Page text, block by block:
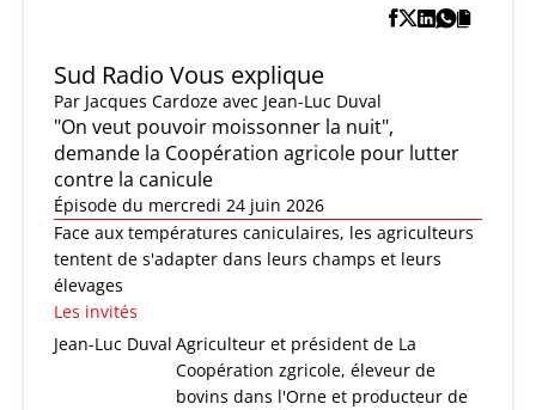
Sud Radio Vous explique
Par Jacques Cardoze avec Jean-Luc Duval
"On veut pouvoir moissonner la nuit",
demande la Coopération agricole pour lutter
contre la canicule
Épisode du mercredi 24 juin 2026
Face aux températures caniculaires, les agriculteurs
tentent de s'adapter dans leurs champs et leurs
élevages
Les invités
Jean-Luc Duval Agriculteur et président de La
Coopération zgricole, éleveur de
bovins dans l'Orne et producteur de